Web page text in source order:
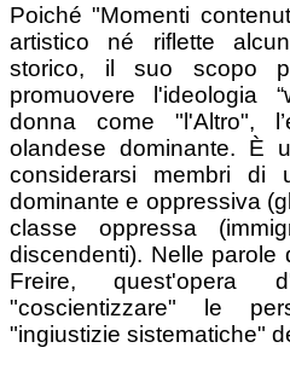
Poiché "Momenti
artistico né riflette
storico, il suo scopo
promuovere l'ideologia
donna come "l'Altro",
olandese dominante. È
considerarsi membri di
dominante e oppressiva
classe oppressa
discendenti). Nelle parole
Freire, quest'opera
"coscientizzare" le
"ingiustizie sistematiche"